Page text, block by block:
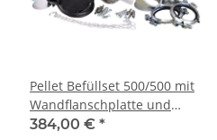
Pellet Befüllset 500/500 mit
Wandflanschplatte und
Bördelrand inkl. 2x Pellet-
384,00 € *